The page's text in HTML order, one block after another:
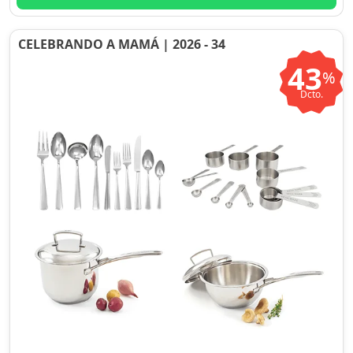
CELEBRANDO A MAMÁ | 2026 - 34
43%
Dcto.